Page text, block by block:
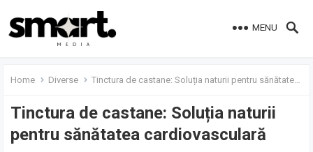
MENU
Home Diverse Tinctura de castane: Soluția naturii pentru sănătatea cardiovasculară
Tinctura de castane: Soluția naturii
pentru sănătatea cardiovasculară